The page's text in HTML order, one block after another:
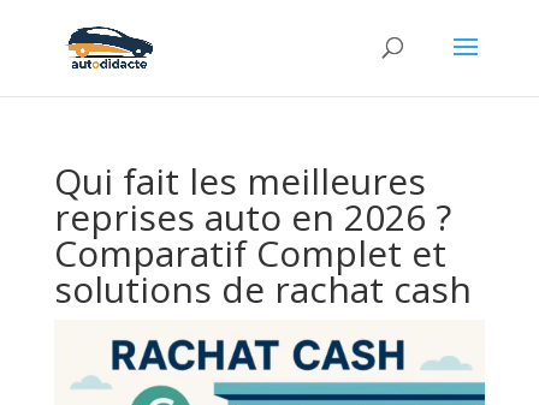
Qui fait les meilleures
reprises auto en 2026 ?
Comparatif Complet et
solutions de rachat cash